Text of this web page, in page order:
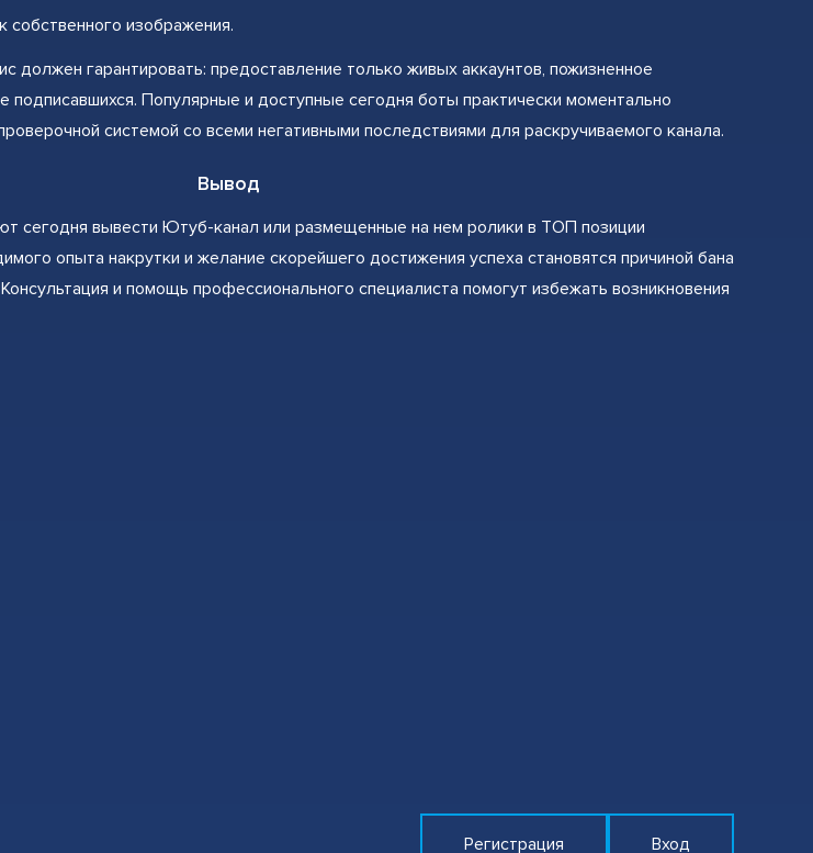
изображения.
должен гарантировать: предоставление только живых аккаунтов, пожизненное
подписавшихся. Популярные и доступные сегодня боты практически моментально
системой со всеми негативными последствиями для раскручиваемого канала.
Вывод
сегодня вывести Ютуб-канал или размещенные на нем ролики в ТОП позиции
опыта накрутки и желание скорейшего достижения успеха становятся причиной бана
и помощь профессионального специалиста помогут избежать возникновения
Регистрация Вход